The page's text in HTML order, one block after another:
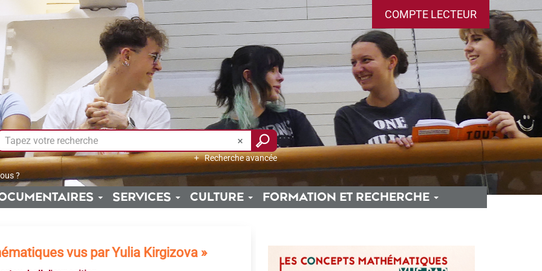
COMPTE LECTEUR
Recherche avancée
?
SERVICES CULTURE FORMATION ET RECHERCHE
vus par Yulia Kirgizova »